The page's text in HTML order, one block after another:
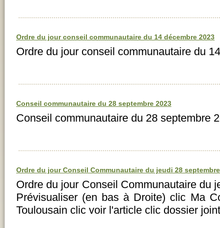
Ordre du jour conseil communautaire du 14 décembre 2023
Ordre du jour conseil communautaire du
Conseil communautaire du 28 septembre 2023
Conseil communautaire du 28 septembre
Ordre du jour Conseil Communautaire du jeudi 28
Ordre du jour Conseil Communautaire du
Prévisualiser (en bas à Droite) clic Ma
Toulousain clic voir l'article clic dossier